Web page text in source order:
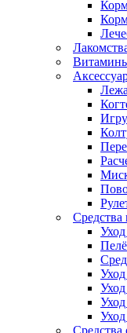
Средства
Уход
Средства